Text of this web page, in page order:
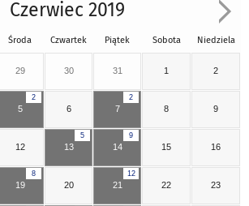
Czerwiec 2019
Środa Czwartek Piątek Sobota Niedziela
29 30 31 1 2
2
5 6
2
7 8 9
12
5
13
9
14 15 16
8
19 20
12
21 22 23